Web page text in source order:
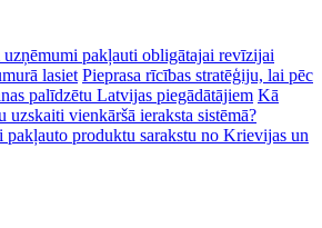
pakļauti obligātajai revīzijai
lasiet Pieprasa rīcības stratēģiju, lai pēc
palīdzētu Latvijas piegādātājiem Kā
uzskaiti vienkāršā ieraksta sistēmā?
pakļauto produktu sarakstu no Krievijas un